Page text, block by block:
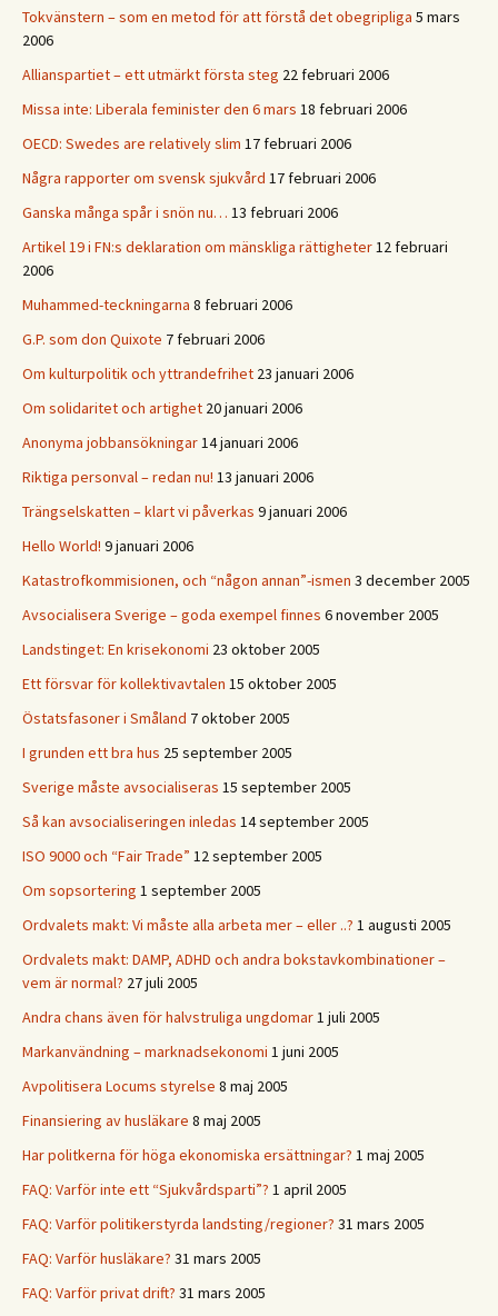
Tokvänstern – som en metod för att förstå det obegripliga 5 mars
2006
Allianspartiet – ett utmärkt första steg 22 februari 2006
Missa inte: Liberala feminister den 6 mars 18 februari 2006
OECD: Swedes are relatively slim 17 februari 2006
Några rapporter om svensk sjukvård 17 februari 2006
Ganska många spår i snön nu… 13 februari 2006
Artikel 19 i FN:s deklaration om mänskliga rättigheter12 februari
2006
Muhammed-teckningarna 8 februari 2006
G.P. som don Quixote 7 februari 2006
Om kulturpolitik och yttrandefrihet 23 januari 2006
Om solidaritet och artighet 20 januari 2006
Anonyma jobbansökningar14 januari 2006
Riktiga personval – redan nu! 13 januari 2006
Trängselskatten – klart vi påverkas 9 januari 2006
Hello World! 9 januari 2006
Katastrofkommisionen, och “någon annan”-ismen 3 december 2005
Avsocialisera Sverige – goda exempel finnes 6 november 2005
Landstinget: En krisekonomi 23 oktober 2005
Ett försvar för kollektivavtalen 15 oktober 2005
Östatsfasoner i Småland 7 oktober 2005
I grunden ett bra hus 25 september 2005
Sverige måste avsocialiseras 15 september 2005
Så kan avsocialiseringen inledas 14 september 2005
ISO 9000 och “Fair Trade” 12 september 2005
Om sopsortering 1 september 2005
Ordvalets makt: Vi måste alla arbeta mer – eller ..? 1 augusti 2005
Ordvalets makt: DAMP, ADHD och andra bokstavkombinationer –
vem är normal? 27 juli 2005
Andra chans även för halvstruliga ungdomar1 juli 2005
Markanvändning – marknadsekonomi 1 juni 2005
Avpolitisera Locums styrelse 8 maj 2005
Finansiering av husläkare 8 maj 2005
Har politkerna för höga ekonomiska ersättningar? 1 maj 2005
FAQ: Varför inte ett “Sjukvårdsparti”? 1 april 2005
FAQ: Varför politikerstyrda landsting/regioner? 31 mars 2005
FAQ: Varför husläkare? 31 mars 2005
FAQ: Varför privat drift? 31 mars 2005